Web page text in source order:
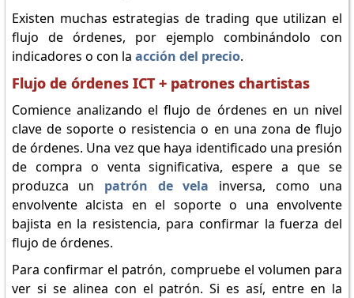
Existen muchas estrategias de trading que utilizan el
flujo de órdenes, por ejemplo combinándolo con
indicadores o con la acción del precio.
Flujo de órdenes ICT + patrones chartistas
Comience analizando el flujo de órdenes en un nivel
clave de soporte o resistencia o en una zona de flujo
de órdenes. Una vez que haya identificado una presión
de compra o venta significativa, espere a que se
produzca un patrón de vela inversa, como una
envolvente alcista en el soporte o una envolvente
bajista en la resistencia, para confirmar la fuerza del
flujo de órdenes.
Para confirmar el patrón, compruebe el volumen para
ver si se alinea con el patrón. Si es así, entre en la